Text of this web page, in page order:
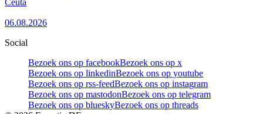
Ceuta
06.08.2026
Social
Bezoek ons op facebookBezoek ons op x
Bezoek ons op linkedinBezoek ons op youtube
Bezoek ons op rss-feedBezoek ons op instagram
Bezoek ons op mastodonBezoek ons op telegram
Bezoek ons op blueskyBezoek ons op threads